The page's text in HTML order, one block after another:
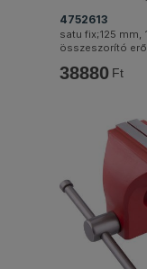
4752613
satu fix;125 mm,
összeszorító
38880 Ft